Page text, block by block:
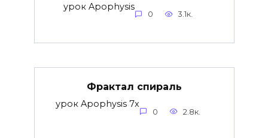
урок Apophysis
0 3.1к.
Фрактал спираль
урок Apophysis 7x
0 2.8к.